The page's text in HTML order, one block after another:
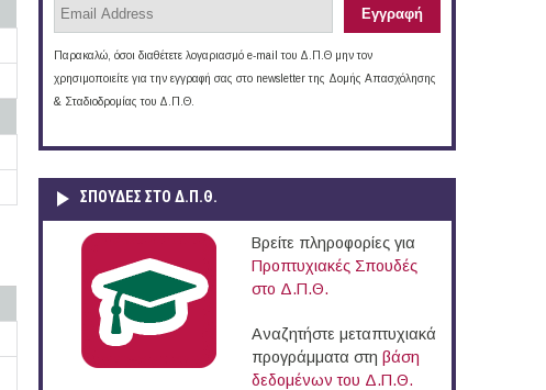
Παρακαλώ, όσοι διαθέτετε λογαριασμό e-mail του Δ.Π.Θ μην τον
χρησιμοποιείτε για την εγγραφή σας στο newsletter της Δομής Απασχόλησης
& Σταδιοδρομίας του Δ.Π.Θ.
ΣΠΟΥΔΈΣ ΣΤΟ Δ.Π.Θ.
Βρείτε πληροφορίες για
Προπτυχιακές Σπουδές
στο Δ.Π.Θ.
Αναζητήστε μεταπτυχιακά
προγράμματα στη βάση
δεδομένων του Δ.Π.Θ.